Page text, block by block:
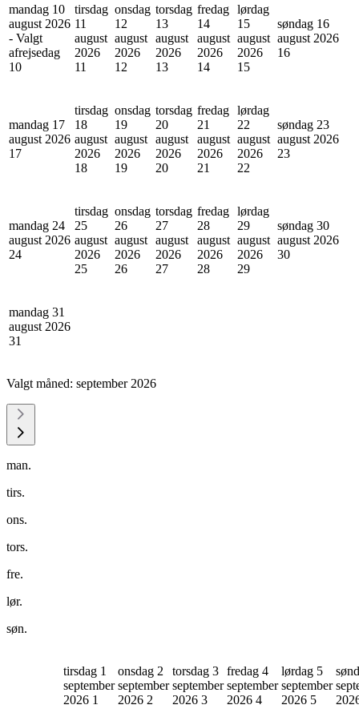
mandag 10
august 2026
- Valgt
afrejsedag
10
tirsdag
11
august
2026
11
onsdag
12
august
2026
12
torsdag
13
august
2026
13
fredag
14
august
2026
14
lørdag
15
august
2026
15
søndag 16
august 2026
16
mandag 17
august 2026
17
tirsdag
18
august
2026
18
onsdag
19
august
2026
19
torsdag
20
august
2026
20
fredag
21
august
2026
21
lørdag
22
august
2026
22
søndag 23
august 2026
23
mandag 24
august 2026
24
tirsdag
25
august
2026
25
onsdag
26
august
2026
26
torsdag
27
august
2026
27
fredag
28
august
2026
28
lørdag
29
august
2026
29
søndag 30
august 2026
30
mandag 31
august 2026
31
Valgt måned: september 2026
man.
tirs.
ons.
tors.
fre.
lør.
søn.
tirsdag 1
september
2026 1
onsdag 2
september
2026 2
torsdag 3
september
2026 3
fredag 4
september
2026 4
lørdag 5
september
2026 5